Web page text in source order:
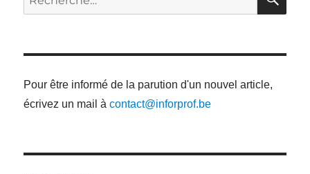
pour
Pour être informé de la parution d'un nouvel article,
écrivez un mail àcontact@inforprof.be